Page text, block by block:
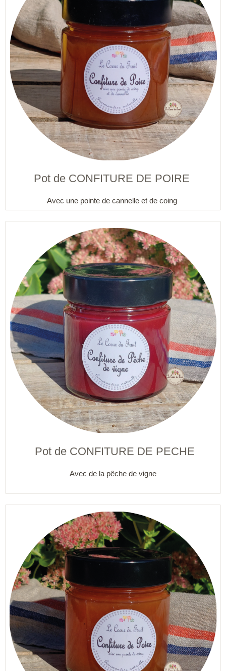
Pot de CONFITURE DE POIRE
Avec une pointe de cannelle et de coing
Pot de CONFITURE DE PECHE
Avec de la pêche de vigne